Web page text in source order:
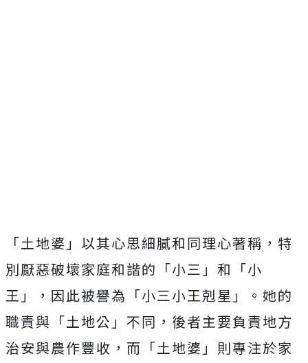
「土地婆」以其心思細膩和同理心著稱，特
別厭惡破壞家庭和諧的「小三」和「小
王」，因此被譽為「小三小王剋星」。她的
職責與「土地公」不同，後者主要負責地方
治安與農作豐收，而「土地婆」則專注於家